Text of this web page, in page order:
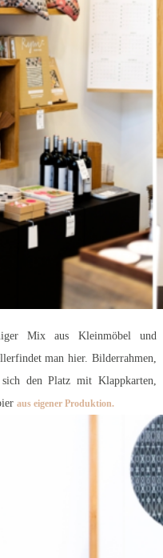
Mix aus Kleinmöbel und
man hier. Bilderrahmen,
den Platz mit Klappkarten,
aus eigener Produktion.